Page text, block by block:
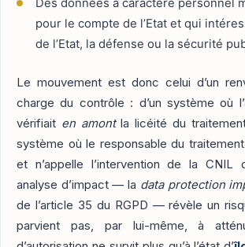
Des données à caractère personnel
pour le compte de l’Etat et qui
de l’Etat, la défense ou la sécurité
Le mouvement est donc celui d’un
charge du contrôle : d’un système où
vérifiait en amontla licéité du
système où le responsable du traitement
et n’appelle l’intervention de la CNIL
analyse d’impact — la data protection
de l’article 35 du RGPD — révèle un
parvient pas, par lui-même, à